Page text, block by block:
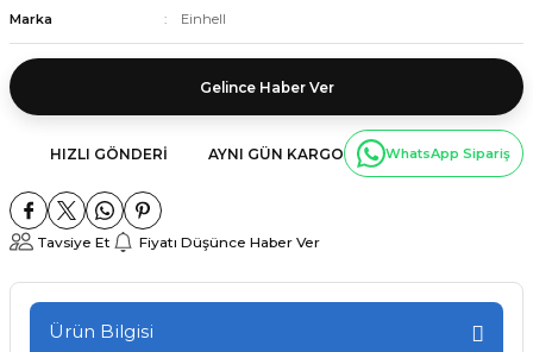
Marka Einhell
Gelince Haber Ver
HIZLI GÖNDERI AYNI GÜN KARGO WhatsApp Sipariş
Tavsiye Et Fiyatı Düşünce Haber Ver
Ürün Bilgisi